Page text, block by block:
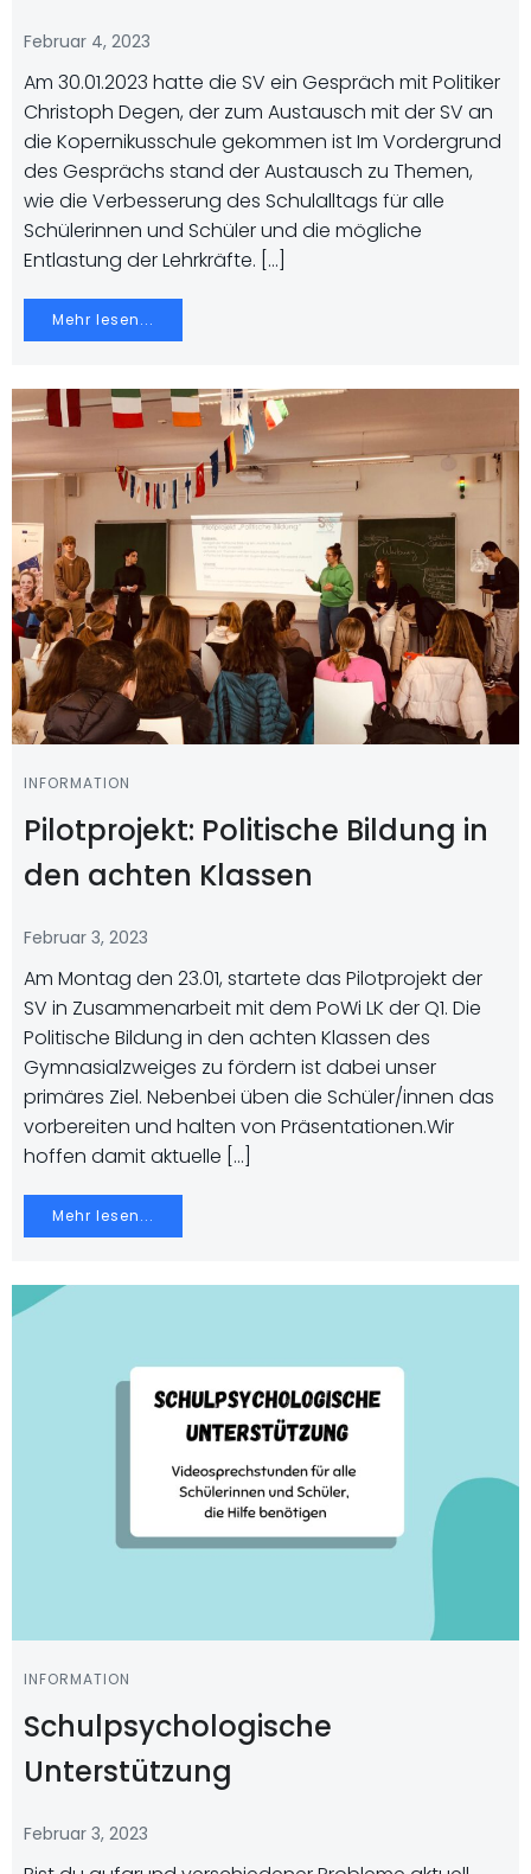
Februar 4, 2023
Am 30.01.2023 hatte die SV ein Gespräch mit Politiker
Christoph Degen, der zum Austausch mit der SV an
die Kopernikusschule gekommen ist Im Vordergrund
des Gesprächs stand der Austausch zu Themen,
wie die Verbesserung des Schulalltags für alle
Schülerinnen und Schüler und die mögliche
Entlastung der Lehrkräfte. […]
Mehr lesen...
INFORMATION
Pilotprojekt: Politische Bildung in
den achten Klassen
Februar 3, 2023
Am Montag den 23.01, startete das Pilotprojekt der
SV in Zusammenarbeit mit dem PoWi LK der Q1. Die
Politische Bildung in den achten Klassen des
Gymnasialzweiges zu fördern ist dabei unser
primäres Ziel. Nebenbei üben die Schüler/innen das
vorbereiten und halten von Präsentationen.Wir
hoffen damit aktuelle […]
Mehr lesen...
INFORMATION
Schulpsychologische
Unterstützung
Februar 3, 2023